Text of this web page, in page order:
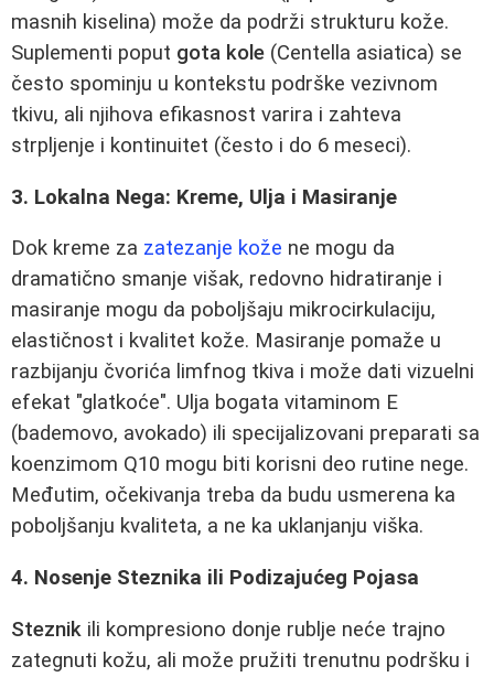
masnih kiselina) može da podrži strukturu kože.
Suplementi poput gota kole (Centella asiatica) se
često spominju u kontekstu podrške vezivnom
tkivu, ali njihova efikasnost varira i zahteva
strpljenje i kontinuitet (često i do 6 meseci).
3. Lokalna Nega: Kreme, Ulja i Masiranje
Dok kreme za zatezanje kože ne mogu da
dramatično smanje višak, redovno hidratiranje i
masiranje mogu da poboljšaju mikrocirkulaciju,
elastičnost i kvalitet kože. Masiranje pomaže u
razbijanju čvorića limfnog tkiva i može dati vizuelni
efekat "glatkoće". Ulja bogata vitaminom E
(bademovo, avokado) ili specijalizovani preparati sa
koenzimom Q10 mogu biti korisni deo rutine nege.
Međutim, očekivanja treba da budu usmerena ka
poboljšanju kvaliteta, a ne ka uklanjanju viška.
4. Nosenje Steznika ili Podizajućeg Pojasa
Steznik ili kompresiono donje rublje neće trajno
zategnuti kožu, ali može pružiti trenutnu podršku i